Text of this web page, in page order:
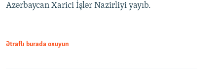
Azərbaycan Xarici İşlər Nazirliyi yayıb.
Ətraflı burada oxuyun